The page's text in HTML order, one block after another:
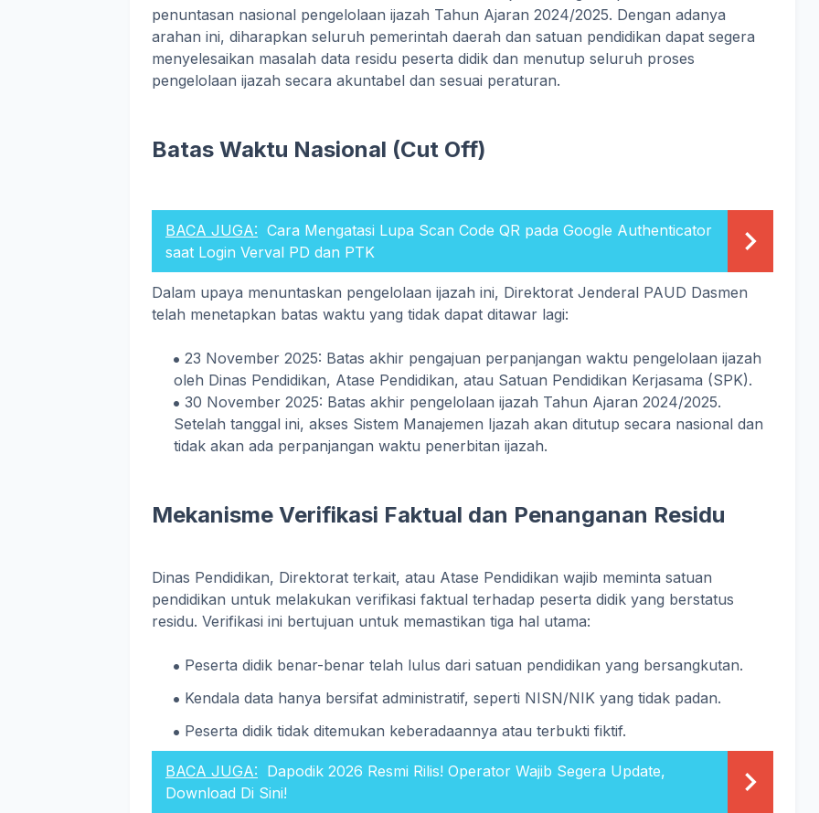
penuntasan nasional pengelolaan ijazah Tahun Ajaran 2024/2025. Dengan adanya
arahan ini, diharapkan seluruh pemerintah daerah dan satuan pendidikan dapat segera
menyelesaikan masalah data residu peserta didik dan menutup seluruh proses
pengelolaan ijazah secara akuntabel dan sesuai peraturan.
Batas Waktu Nasional (Cut Off)
BACA JUGA: Cara Mengatasi Lupa Scan Code QR pada Google Authenticator
saat Login Verval PD dan PTK
Dalam upaya menuntaskan pengelolaan ijazah ini, Direktorat Jenderal PAUD Dasmen
telah menetapkan batas waktu yang tidak dapat ditawar lagi:
23 November 2025: Batas akhir pengajuan perpanjangan waktu pengelolaan ijazah
oleh Dinas Pendidikan, Atase Pendidikan, atau Satuan Pendidikan Kerjasama (SPK).
30 November 2025: Batas akhir pengelolaan ijazah Tahun Ajaran 2024/2025.
Setelah tanggal ini, akses Sistem Manajemen Ijazah akan ditutup secara nasional dan
tidak akan ada perpanjangan waktu penerbitan ijazah.
Mekanisme Verifikasi Faktual dan Penanganan Residu
Dinas Pendidikan, Direktorat terkait, atau Atase Pendidikan wajib meminta satuan
pendidikan untuk melakukan verifikasi faktual terhadap peserta didik yang berstatus
residu. Verifikasi ini bertujuan untuk memastikan tiga hal utama:
Peserta didik benar-benar telah lulus dari satuan pendidikan yang bersangkutan.
Kendala data hanya bersifat administratif, seperti NISN/NIK yang tidak padan.
Peserta didik tidak ditemukan keberadaannya atau terbukti fiktif.
BACA JUGA: Dapodik 2026 Resmi Rilis! Operator Wajib Segera Update,
Download Di Sini!